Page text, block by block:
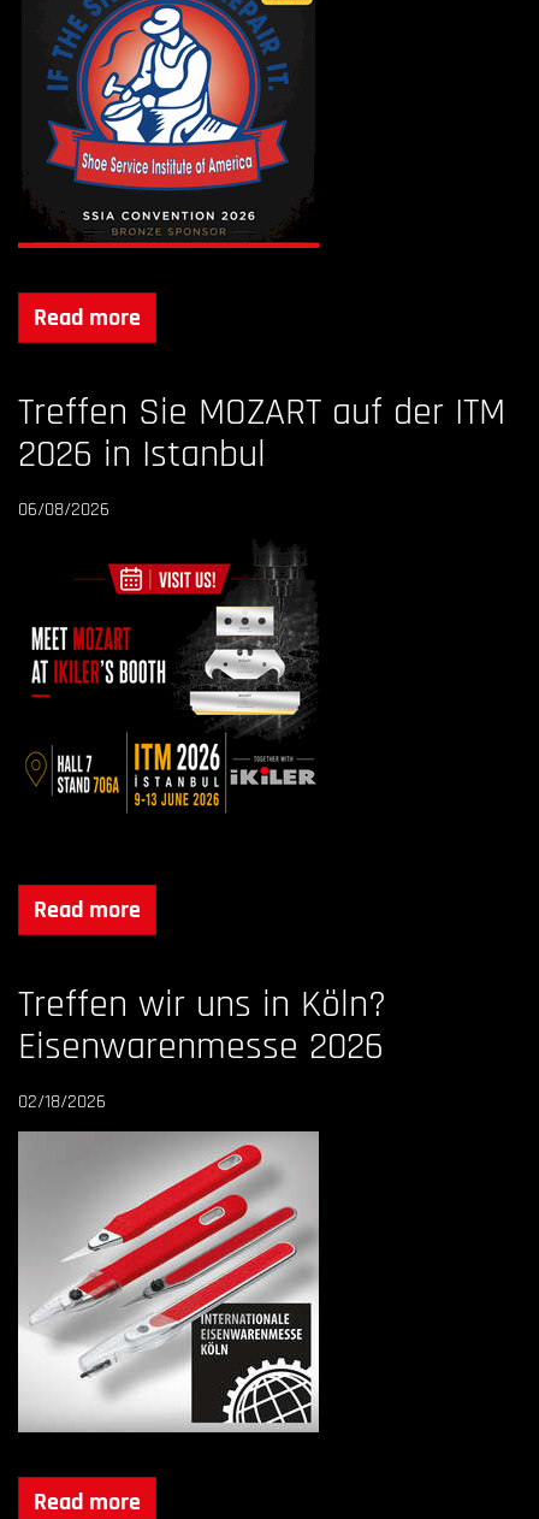
Read more
Treffen Sie MOZART auf der ITM
2026 in Istanbul
06/08/2026
Read more
Treffen wir uns in Köln?
Eisenwarenmesse 2026
02/18/2026
Read more